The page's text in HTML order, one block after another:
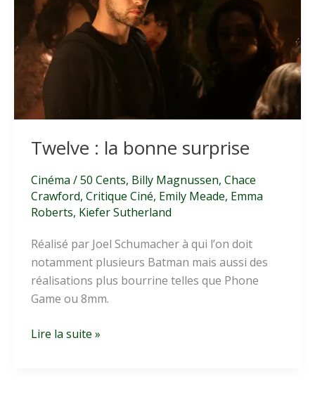
Twelve : la bonne surprise
Cinéma /50 Cents, Billy Magnussen, Chace
Crawford, Critique Ciné, Emily Meade, Emma
Roberts, Kiefer Sutherland
Réalisé par Joel Schumacher à qui l’on doit
notamment plusieurs Batman mais aussi des
réalisations plus bourrine telles que Phone
Game ou 8mm.
Twelve
Lire la suite »